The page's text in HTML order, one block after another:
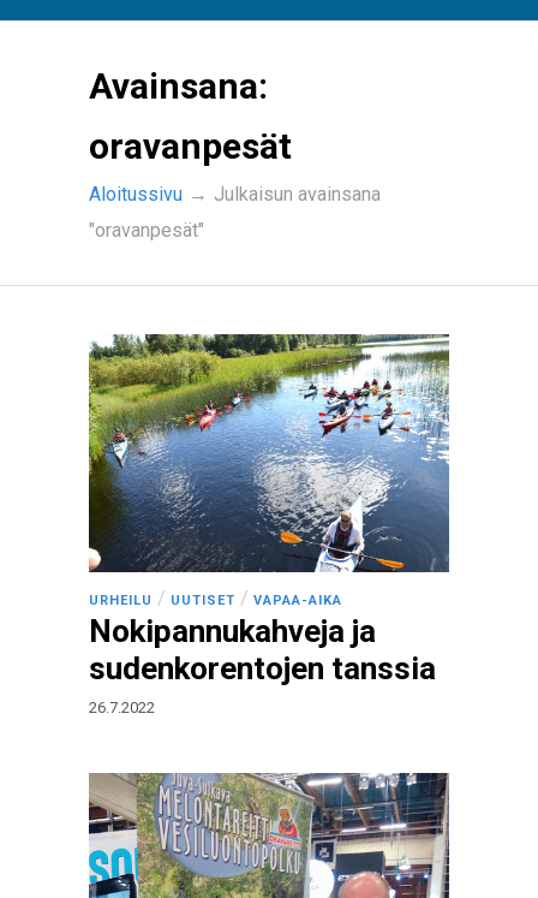
Avainsana:
oravanpesät
Aloitussivu → Julkaisun avainsana
"oravanpesät"
URHEILU / UUTISET / VAPAA-AIKA
Nokipannukahveja ja
sudenkorentojen tanssia
26.7.2022